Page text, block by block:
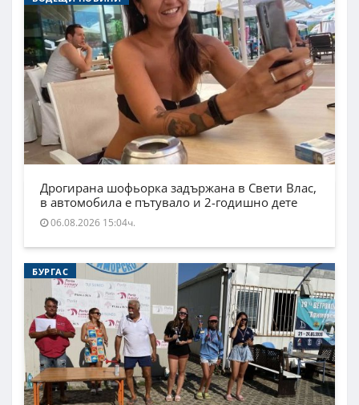
Дрогирана шофьорка задържана в Свети Влас,
в автомобила е пътувало и 2-годишно дете
06.08.2026 15:04ч.
БУРГАС